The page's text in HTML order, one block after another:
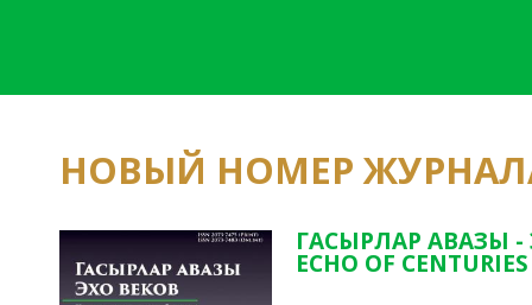
НОВЫЙ НОМЕР
ГАСЫРЛАР АВАЗЫ -
ECHO OF